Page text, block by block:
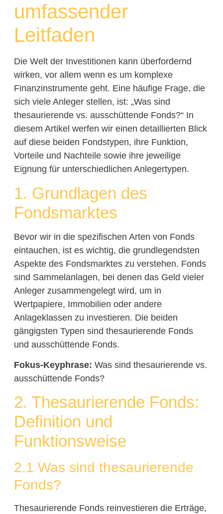
umfassender
Leitfaden
Die Welt der Investitionen kann überfordernd
wirken, vor allem wenn es um komplexe
Finanzinstrumente geht. Eine häufige Frage, die
sich viele Anleger stellen, ist: „Was sind
thesaurierende vs. ausschüttende Fonds?“ In
diesem Artikel werfen wir einen detaillierten Blick
auf diese beiden Fondstypen, ihre Funktion,
Vorteile und Nachteile sowie ihre jeweilige
Eignung für unterschiedlichen Anlegertypen.
1. Grundlagen des
Fondsmarktes
Bevor wir in die spezifischen Arten von Fonds
eintauchen, ist es wichtig, die grundlegendsten
Aspekte des Fondsmarktes zu verstehen. Fonds
sind Sammelanlagen, bei denen das Geld vieler
Anleger zusammengelegt wird, um in
Wertpapiere, Immobilien oder andere
Anlageklassen zu investieren. Die beiden
gängigsten Typen sind thesaurierende Fonds
und ausschüttende Fonds.
Fokus-Keyphrase: Was sind thesaurierende vs.
ausschüttende Fonds?
2. Thesaurierende Fonds:
Definition und
Funktionsweise
2.1 Was sind thesaurierende
Fonds?
Thesaurierende Fonds reinvestieren die Erträge,